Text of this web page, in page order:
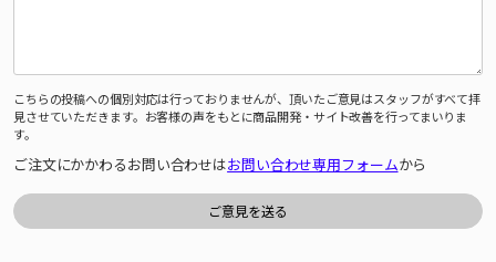
こちらの投稿への個別対応は行っておりませんが、頂いたご意見はスタッフがすべて拝
見させていただきます。お客様の声をもとに商品開発・サイト改善を行ってまいりま
す。
ご注文にかかわるお問い合わせはお問い合わせ専用フォームから